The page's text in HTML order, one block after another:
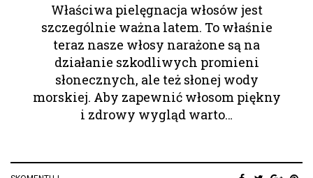
Właściwa pielęgnacja włosów jest
szczególnie ważna latem. To właśnie
teraz nasze włosy narażone są na
działanie szkodliwych promieni
słonecznych, ale też słonej wody
morskiej. Aby zapewnić włosom piękny
i zdrowy wygląd warto…